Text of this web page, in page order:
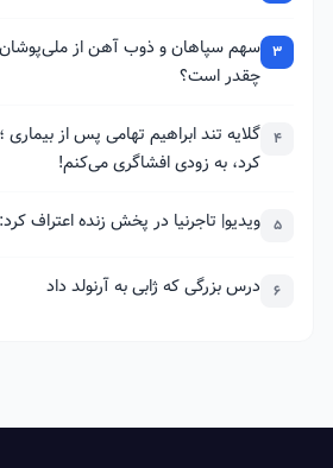
3 سهم سپاهان و ذوب آهن از
چقدر است؟
4 گلایه تند ابراهیم تهامی پس از بیماری
کرد، به زودی افشاگری می‌کنم!
5 ویدیو| تاجرنیا در پخش زنده اعتراف
6 درس بزرگی که ژابی به آرنولد داد